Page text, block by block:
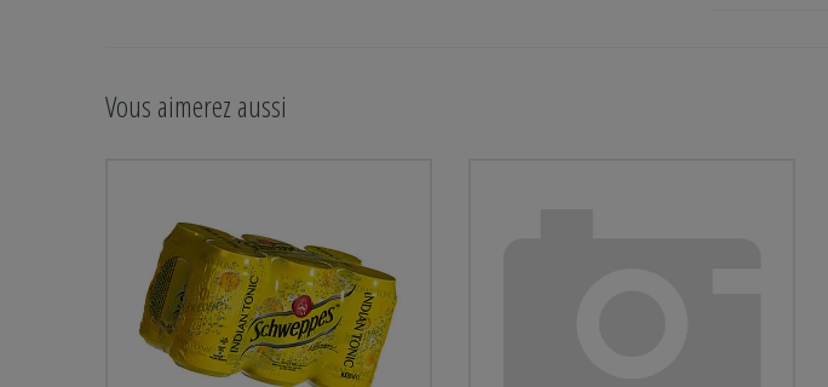
Vous aimerez aussi